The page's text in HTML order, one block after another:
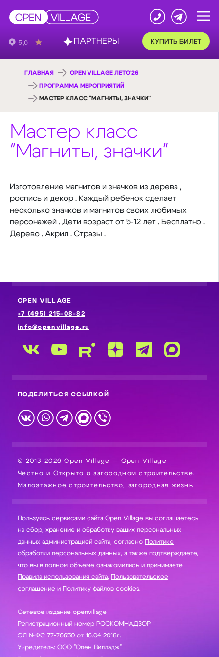
КУПИТЬ БИЛЕТ
ГЛАВНАЯ OPEN VILLAGE ЛЕТО'26
ПРОГРАММА МЕРОПРИЯТИЙ
МАСТЕР КЛАСС "МАГНИТЫ, ЗНАЧКИ"
Мастер класс
"Магниты, значки"
Изготовление магнитов и значков из дерева ,
роспись и декор . Каждый ребенок сделает
несколько значков и магнитов своих любимых
персонажей . Дети возраст от 5-12 лет . Бесплатно .
Дерево . Акрил . Стразы .
OPEN VILLAGE
+7 (495) 215-08-82
info@openvillage.ru
ПОДЕЛИТЬСЯ ССЫЛКОЙ
© 2013-2026 Open Village — Open Village
Честно и Открыто о загородном строительстве.
Малоэтажное строительство, загородная жизнь
Пользуясь сервисами сайта Open Village вы соглашаетесь
на сбор, хранение и обработку ваших персональных
данных администрацией сайта, согласно Политике
обработки персональных данных, а также подтверждаете,
что вы в полном объеме ознакомились и принимаете
Правила использования сайта, Пользовательское
соглашение и Политику файлов cookies.
Сетевое издание openvillage
Регистрационный номер РОСКОМНАДЗОР
ЭЛ №ФС 77-76650 от 16.04 2018г.
Учредитель: ООО "Опен Вилладж"